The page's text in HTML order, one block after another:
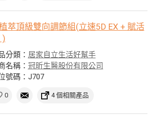
萃頂級雙向調節組(立速5D EX + 賦活
)
分類： 居家自立生活好幫手
名稱： 冠昕生醫股份有限公司
號碼：J707
0 4 個相關產品